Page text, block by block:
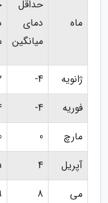
ماه
حداقل
دمای
میانگین
ژانویه 4-
فوریه
4-
مارچ
0
آپریل
4
می
8